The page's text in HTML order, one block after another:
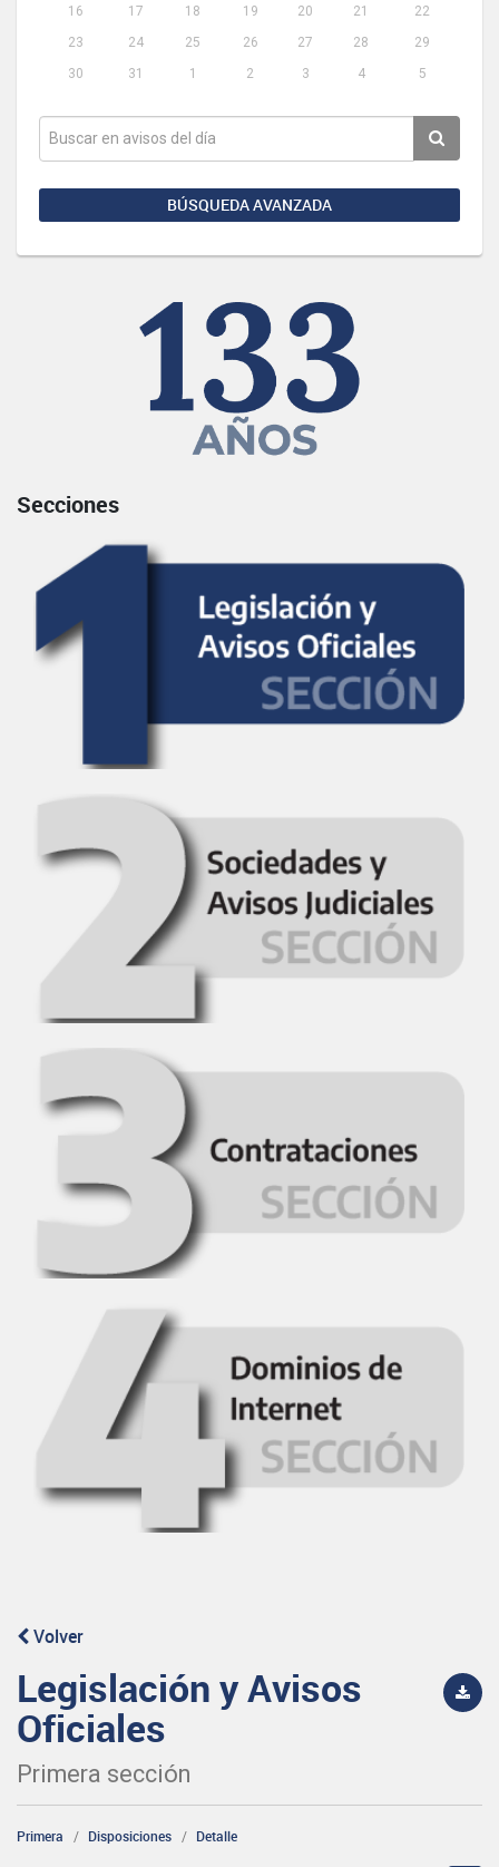
16
17 18 19 20 21
22
23
24 25 26 27 28
29
30
31 1 2 3 4 5
BÚSQUEDA AVANZADA
Secciones
Volver
Legislación y Avisos
Oficiales
Primera sección
Primera Disposiciones Detalle